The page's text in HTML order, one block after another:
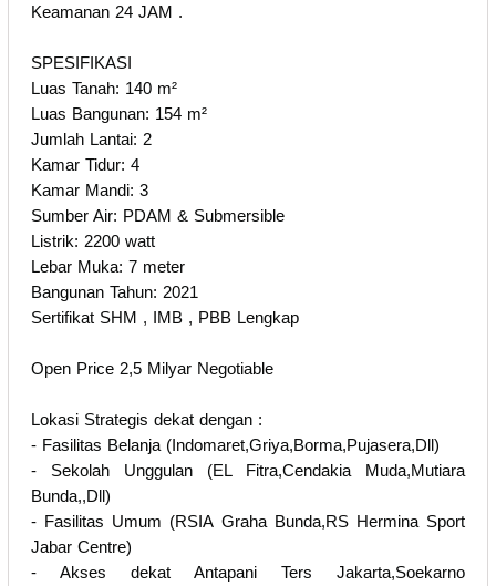
Keamanan 24 JAM .
SPESIFIKASI
Luas Tanah: 140 m²
Luas Bangunan: 154 m²
Jumlah Lantai: 2
Kamar Tidur: 4
Kamar Mandi: 3
Sumber Air: PDAM & Submersible
Listrik: 2200 watt
Lebar Muka: 7 meter
Bangunan Tahun: 2021
Sertifikat SHM , IMB , PBB Lengkap
Open Price 2,5 Milyar Negotiable
Lokasi Strategis dekat dengan :
- Fasilitas Belanja (Indomaret,Griya,Borma,Pujasera,Dll)
- Sekolah Unggulan (EL Fitra,Cendakia Muda,Mutiara
Bunda,,Dll)
- Fasilitas Umum (RSIA Graha Bunda,RS Hermina Sport
Jabar Centre)
- Akses dekat Antapani Ters Jakarta,Soekarno